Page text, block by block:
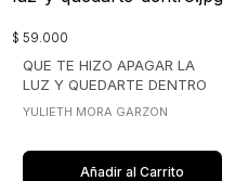
$ 59.000
QUE TE HIZO APAGAR LA
LUZ Y QUEDARTE DENTRO
YULIETH MORA GARZON
Añadir al Carrito